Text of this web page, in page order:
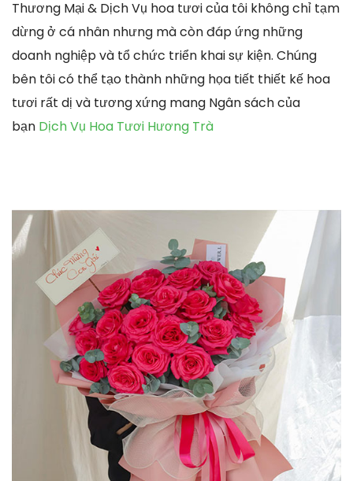
Thương Mại & Dịch Vụ hoa tươi của tôi không chỉ tạm
dừng ở cá nhân nhưng mà còn đáp ứng những
doanh nghiệp và tổ chức triển khai sự kiện. Chúng
bên tôi có thể tạo thành những họa tiết thiết kế hoa
tươi rất dị và tương xứng mang Ngân sách của
bạn Dịch Vụ Hoa Tươi Hương Trà